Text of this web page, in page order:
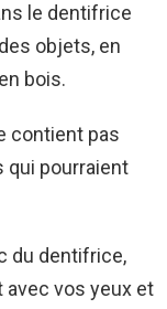
le dentifrice
objets, en
bois.
contient pas
qui pourraient
du dentifrice,
vos yeux et